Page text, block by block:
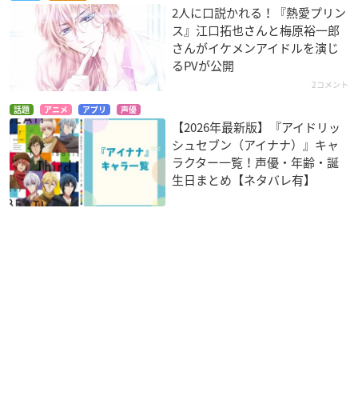
2人に口説かれる！『熱愛プリン
ス』江口拓也さんと梅原裕一郎
さんがイケメンアイドルを演じ
るPVが公開
2コメント
話題 アニメ アプリ 声優
【2026年最新版】『アイドリッ
シュセブン（アイナナ）』キャ
ラクター一覧！声優・年齢・誕
生日まとめ【ネタバレ有】